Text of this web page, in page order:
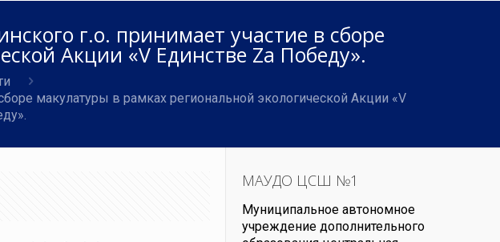
г.о. принимает участие в сборе
Акции «V Единстве Za Победу».
макулатуры в рамках региональной экологической Акции «V
МАУДО ЦСШ №1
Муниципальное автономное
учреждение дополнительного